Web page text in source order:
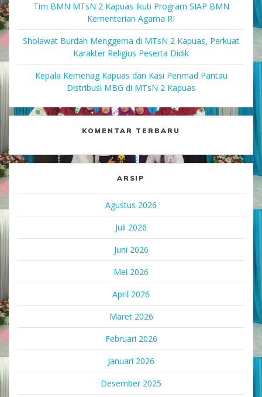
Tim BMN MTsN 2 Kapuas Ikuti Program SIAP BMN
Kementerian Agama RI
Sholawat Burdah Menggema di MTsN 2 Kapuas, Perkuat
Karakter Religius Peserta Didik
Kepala Kemenag Kapuas dan Kasi Penmad Pantau
Distribusi MBG di MTsN 2 Kapuas
KOMENTAR TERBARU
ARSIP
Agustus 2026
Juli 2026
Juni 2026
Mei 2026
April 2026
Maret 2026
Februari 2026
Januari 2026
Desember 2025